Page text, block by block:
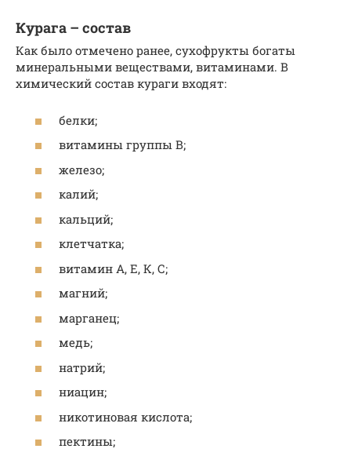
Курага – состав
Как было отмечено ранее, сухофрукты богаты
минеральными веществами, витаминами. В
химический состав кураги входят:
белки;
витамины группы В;
железо;
калий;
кальций;
клетчатка;
витамин А, Е, К, С;
магний;
марганец;
медь;
натрий;
ниацин;
никотиновая кислота;
пектины;